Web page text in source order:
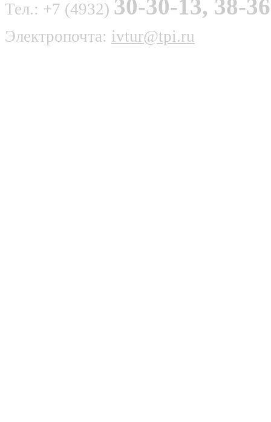
Тел.: +7 (4932) 30-30-13, 38-
Электропочта: ivtur@tpi.ru